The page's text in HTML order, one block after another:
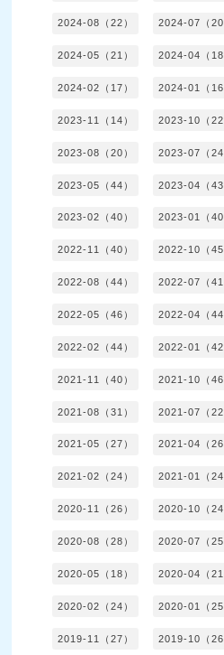
2024-08（22） 2024-07（20
2024-05（21） 2024-04（18
2024-02（17） 2024-01（16
2023-11（14） 2023-10（22
2023-08（20） 2023-07（24
2023-05（44） 2023-04（43
2023-02（40） 2023-01（40
2022-11（40） 2022-10（45
2022-08（44） 2022-07（41
2022-05（46） 2022-04（44
2022-02（44） 2022-01（42
2021-11（40） 2021-10（46
2021-08（31） 2021-07（22
2021-05（27） 2021-04（26
2021-02（24） 2021-01（24
2020-11（26） 2020-10（24
2020-08（28） 2020-07（25
2020-05（18） 2020-04（21
2020-02（24） 2020-01（25
2019-11（27） 2019-10（26